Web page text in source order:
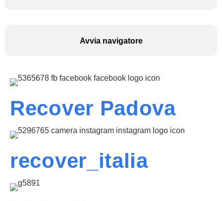
Avvia navigatore
Recover Padova
recover_italia